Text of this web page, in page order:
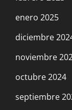
enero 2025
diciembre
noviembre
octubre 2024
septiembre